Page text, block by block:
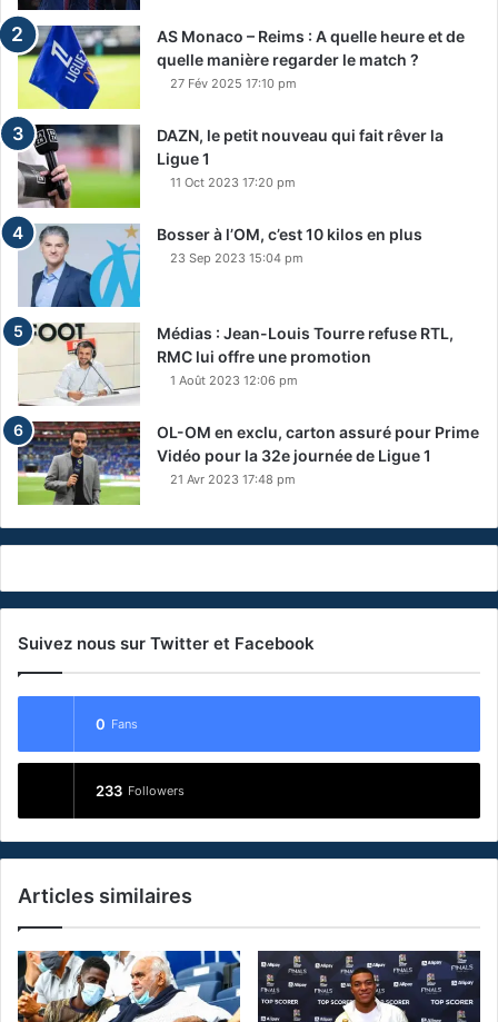
AS Monaco – Reims : A quelle heure et de
quelle manière regarder le match ?
27 Fév 2025 17:10 pm
DAZN, le petit nouveau qui fait rêver la
Ligue 1
11 Oct 2023 17:20 pm
Bosser à l’OM, c’est 10 kilos en plus
23 Sep 2023 15:04 pm
Médias : Jean-Louis Tourre refuse RTL,
RMC lui offre une promotion
1 Août 2023 12:06 pm
OL-OM en exclu, carton assuré pour Prime
Vidéo pour la 32e journée de Ligue 1
21 Avr 2023 17:48 pm
Suivez nous sur Twitter et Facebook
0 Fans
233 Followers
Articles similaires